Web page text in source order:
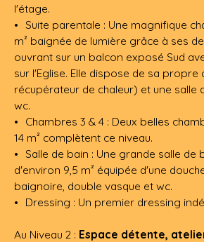
l'étage.
Suite parentale : Une magnifique
m² baignée de lumière grâce à ses
ouvrant sur un balcon exposé Sud
sur l'Eglise. Elle dispose de sa propre
récupérateur de chaleur) et une salle
wc.
Chambres 3 & 4 : Deux belles
14 m² complètent ce niveau.
Salle de bain : Une grande salle de
d'environ 9,5 m² équipée d'une
baignoire, double vasque et wc.
Dressing : Un premier dressing
Au Niveau 2 : Espace détente,